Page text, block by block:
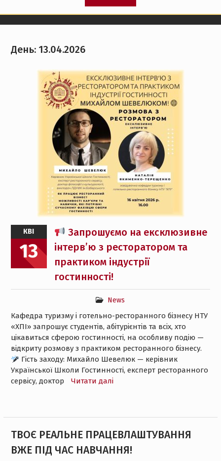
День: 13.04.2026
КВІ
13
Запрошуємо на ексклюзивне
інтерв’ю з ресторатором та
практиком індустрії
гостинності!
News
Кафедра туризму і готельно-ресторанного бізнесу НТУ
«ХПІ» запрошує студентів, абітурієнтів та всіх, хто
цікавиться сферою гостинності, на особливу подію —
відкриту розмову з практиком ресторанного бізнесу.
Гість заходу: Михайло Шевелюк — керівник
Української Школи Гостинності, експерт ресторанного
сервісу, доктор
Читати далі
ТВОЄ РЕАЛЬНЕ ПРАЦЕВЛАШТУВАННЯ
ВЖЕ ПІД ЧАС НАВЧАННЯ!